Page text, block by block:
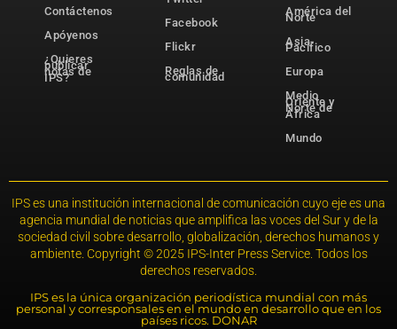
Contáctenos
Apóyenos
¿Quieres
publicar
notas de
IPS?
Facebook
Flickr
Reglas de
comunidad
América del
Norte
Asia-
Pacífico
Europa
Medio
Oriente y
Norte de
África
Mundo
IPS es una institución internacional de comunicación cuyo eje es una
agencia mundial de noticias que amplifica las voces del Sur y de la
sociedad civil sobre desarrollo, globalización, derechos humanos y
ambiente. Copyright © 2025 IPS-Inter Press Service. Todos los
derechos reservados.
IPS es la única organización periodística mundial con más
personal y corresponsales en el mundo en desarrollo que en los
países ricos. DONAR